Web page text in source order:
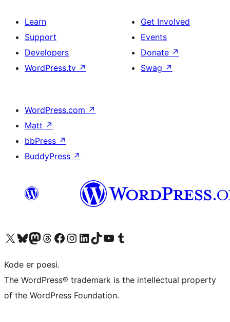
Learn
Support
Developers
WordPress.tv ↗
Get Involved
Events
Donate ↗
Swag ↗
WordPress.com ↗
Matt ↗
bbPress ↗
BuddyPress ↗
Visit our X (formerly Twitter) account
Visit our Bluesky account
Visit our Mastodon account
Visit our Threads account
Visit our Facebook page
Visit our Instagram account
Visit our LinkedIn account
Visit our TikTok account
Visit our YouTube channel
Visit our Tumblr account
Kode er poesi.
The WordPress® trademark is the intellectual property
of the WordPress Foundation.